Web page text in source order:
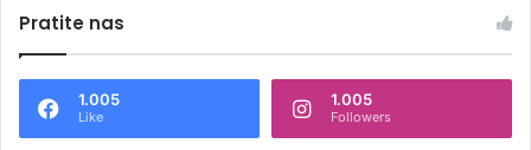
Pratite nas
1.005
Like
1.005
Followers